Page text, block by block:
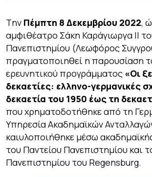
Tην Πέμπτη 8 Δεκεμβρίου 2022,
αμφιθέατρο Σάκη Καράγιωργα ΙΙ
Πανεπιστημίου (Λεωφόρος
πραγματοποιηθεί η παρουσίαση
ερευνητικού προγράμματος «Οι
δεκαετίες: ελληνο-γερμανικές
δεκαετία του 1950 έως τη
που χρηματοδοτήθηκε από τη
Υπηρεσία Ακαδημαϊκών
καιυλοποιήθηκε μέσω
του Παντείου Πανεπιστημίου και
Πανεπιστημίου του Regensburg.